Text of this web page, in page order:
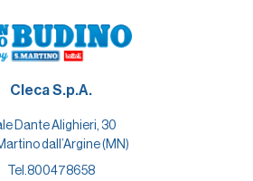
Cleca S.p.A.
Dante Alighieri, 30
dall’Argine (MN)
Tel.800478658